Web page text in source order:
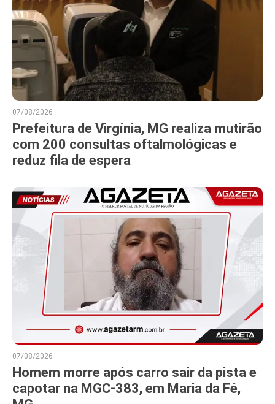
07/08/2026
Prefeitura de Virgínia, MG realiza mutirão
com 200 consultas oftalmológicas e
reduz fila de espera
07/08/2026
Homem morre após carro sair da pista e
capotar na MGC-383, em Maria da Fé,